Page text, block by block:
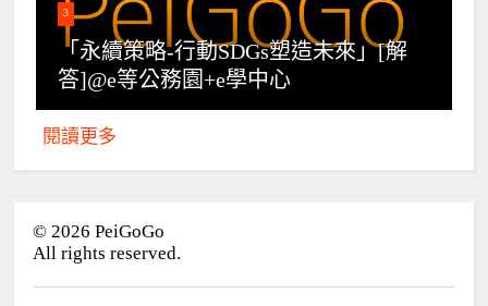
3
「永續策略-行動SDGs塑造未來」[解
答]@e等公務園+e學中心
閱讀更多
© 2026 PeiGoGo
All rights reserved.